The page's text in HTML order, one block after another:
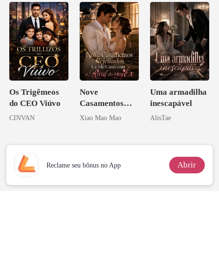
Os Trigêmeos
do CEO Viúvo
CINVAN
Nove
Casamentos
Rejeitados, Eu
Ex
Xiao Mao Mao
Uma armadilha
inescapável
AlisTae
Reclame seu bônus no App Abrir